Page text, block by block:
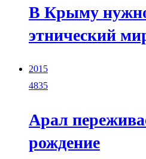
В Крыму
этнический
2015
4835
Арал
рождение